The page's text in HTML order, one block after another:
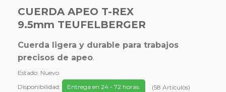
CUERDA APEO T-REX
9.5mm TEUFELBERGER
Cuerda ligera y durable para trabajos
precisos de apeo.
Estado: Nuevo
Disponibilidad:
Entrega en 24 - 72 horas. (58 Artículos)